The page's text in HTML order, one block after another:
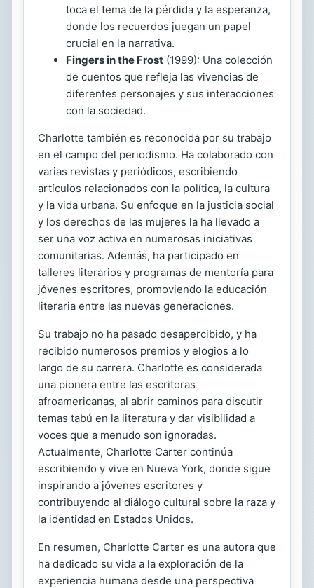
toca el tema de la pérdida y la esperanza,
donde los recuerdos juegan un papel
crucial en la narrativa.
Fingers in the Frost (1999): Una colección
de cuentos que refleja las vivencias de
diferentes personajes y sus interacciones
con la sociedad.
Charlotte también es reconocida por su trabajo
en el campo del periodismo. Ha colaborado con
varias revistas y periódicos, escribiendo
artículos relacionados con la política, la cultura
y la vida urbana. Su enfoque en la justicia social
y los derechos de las mujeres la ha llevado a
ser una voz activa en numerosas iniciativas
comunitarias. Además, ha participado en
talleres literarios y programas de mentoría para
jóvenes escritores, promoviendo la educación
literaria entre las nuevas generaciones.
Su trabajo no ha pasado desapercibido, y ha
recibido numerosos premios y elogios a lo
largo de su carrera. Charlotte es considerada
una pionera entre las escritoras
afroamericanas, al abrir caminos para discutir
temas tabú en la literatura y dar visibilidad a
voces que a menudo son ignoradas.
Actualmente, Charlotte Carter continúa
escribiendo y vive en Nueva York, donde sigue
inspirando a jóvenes escritores y
contribuyendo al diálogo cultural sobre la raza y
la identidad en Estados Unidos.
En resumen, Charlotte Carter es una autora que
ha dedicado su vida a la exploración de la
experiencia humana desde una perspectiva